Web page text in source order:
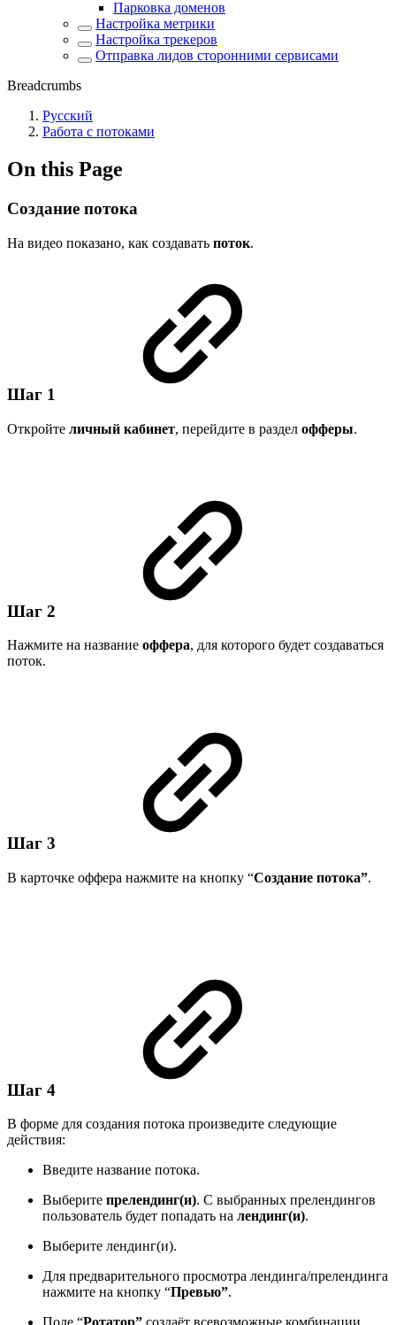
Парковка доменов
Настройка метрики
Настройка трекеров
Отправка лидов сторонними сервисами
Breadcrumbs
Русский
Работа с потоками
On this Page
Создание потока
На видео показано, как создавать поток.
Шаг 1
Откройте личный кабинет, перейдите в раздел офферы.
Шаг 2
Нажмите на название оффера, для которого будет создаваться
поток.
Шаг 3
В карточке оффера нажмите на кнопку “Создание потока”.
Шаг 4
В форме для создания потока произведите следующие
действия:
Введите название потока.
Выберите прелендинг(и). С выбранных прелендингов
пользователь будет попадать на лендинг(и).
Выберите лендинг(и).
Для предварительного просмотра лендинга/прелендинга
нажмите на кнопку “Превью”.